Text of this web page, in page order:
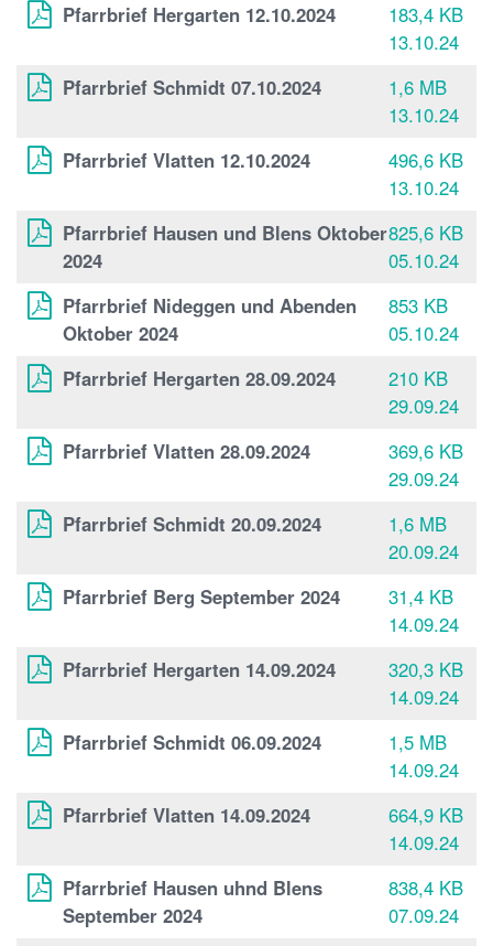
Pfarrbrief Hergarten 12.10.2024
183,4 KB
13.10.24
Pfarrbrief Schmidt 07.10.2024
1,6 MB
13.10.24
Pfarrbrief Vlatten 12.10.2024
496,6 KB
13.10.24
Pfarrbrief Hausen und Blens Oktober
2024
825,6 KB
05.10.24
Pfarrbrief Nideggen und Abenden
Oktober 2024
853 KB
05.10.24
Pfarrbrief Hergarten 28.09.2024
210 KB
29.09.24
Pfarrbrief Vlatten 28.09.2024
369,6 KB
29.09.24
Pfarrbrief Schmidt 20.09.2024
1,6 MB
20.09.24
Pfarrbrief Berg September 2024
31,4 KB
14.09.24
Pfarrbrief Hergarten 14.09.2024
320,3 KB
14.09.24
Pfarrbrief Schmidt 06.09.2024
1,5 MB
14.09.24
Pfarrbrief Vlatten 14.09.2024
664,9 KB
14.09.24
Pfarrbrief Hausen uhnd Blens
September 2024
838,4 KB
07.09.24